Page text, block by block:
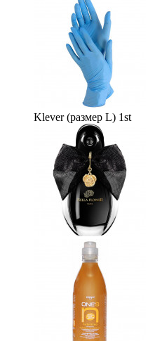
Klever (размер L) 1st